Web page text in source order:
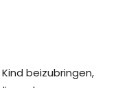
beizubringen,